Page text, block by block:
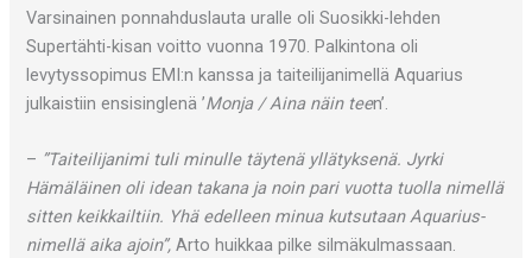
Varsinainen ponnahduslauta uralle oli Suosikki-lehden
Supertähti-kisan voitto vuonna 1970. Palkintona oli
levytyssopimus EMI:n kanssa ja taiteilijanimellä Aquarius
julkaistiin ensisinglenä ’Monja / Aina näin teen’.
– ”Taiteilijanimi tuli minulle täytenä yllätyksenä. Jyrki
Hämäläinen oli idean takana ja noin pari vuotta tuolla nimellä
sitten keikkailtiin. Yhä edelleen minua kutsutaan Aquarius-
nimellä aika ajoin”, Arto huikkaa pilke silmäkulmassaan.